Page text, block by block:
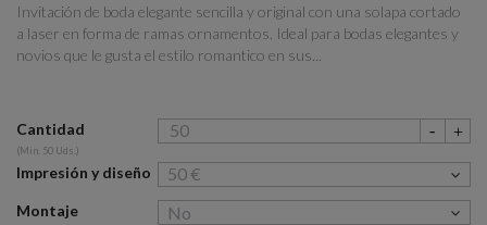
Invitación de boda elegante sencilla y original con una solapa cortado
a laser en forma de ramas ornamentos. Ideal para bodas elegantes y
novios que le gusta el estilo romantico en sus...
Cantidad
(Min. 50 Uds.)
Impresión y diseño
Montaje